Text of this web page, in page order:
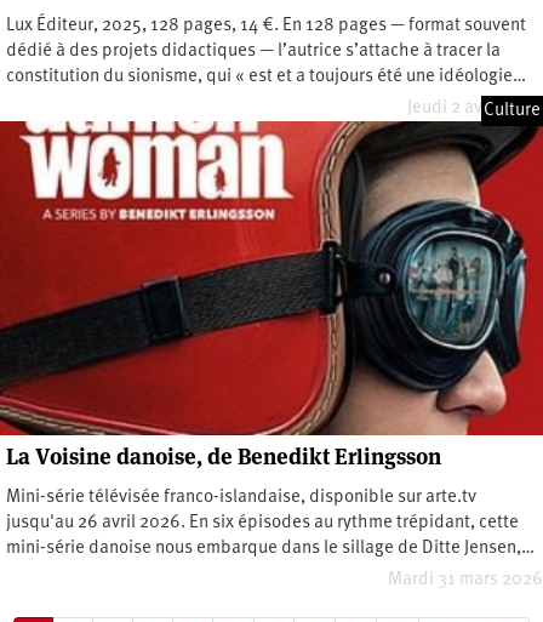
Lux Éditeur, 2025, 128 pages, 14 €. En 128 pages — format souvent
dédié à des projets didactiques — l’autrice s’attache à tracer la
constitution du sionisme, qui « est et a toujours été une idéologie…
Jeudi 2 avril 2026
Culture
La Voisine danoise, de Benedikt Erlingsson
Mini-série télévisée franco-islandaise, disponible sur arte.tv
jusqu'au 26 avril 2026. En six épisodes au rythme trépidant, cette
mini-série danoise nous embarque dans le sillage de Ditte Jensen,…
Mardi 31 mars 2026